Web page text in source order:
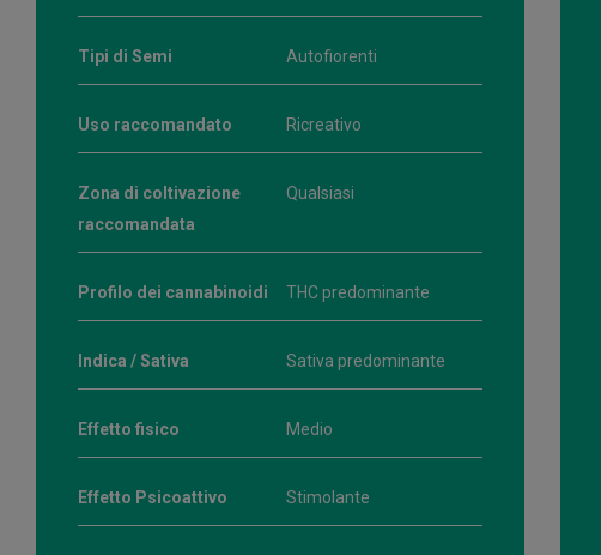
Tipi di Semi Autofiorenti
Uso raccomandato Ricreativo
Zona di coltivazione
raccomandata
Qualsiasi
Profilo dei cannabinoidi THC predominante
Indica / Sativa Sativa predominante
Effetto fisico Medio
Effetto Psicoattivo Stimolante